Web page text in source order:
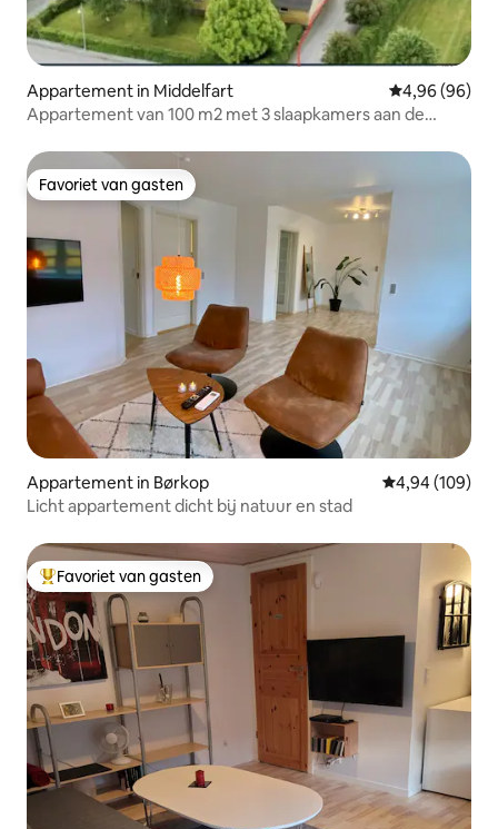
Appartement in Middelfart Gemiddelde
4,96 (96)
Appartement van 100 m2 met 3 slaapkamers aan de
Favoriet van gasten
Favoriet van gasten
Appartement in Børkop Gemiddelde
4,94 (109)
Licht appartement dicht bij natuur en stad
Topfavoriet van gasten
Favoriet van gasten